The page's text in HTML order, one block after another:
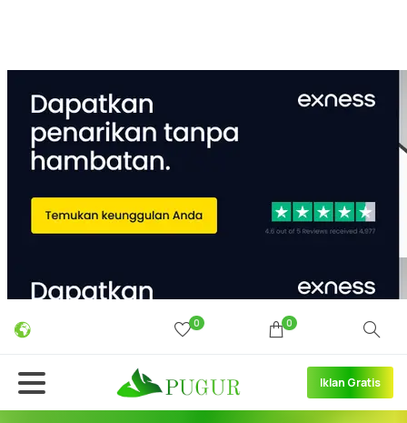
0 0
Iklan Gratis